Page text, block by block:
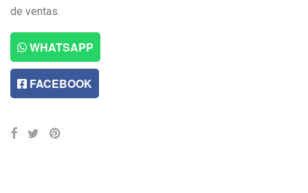
de ventas.
WHATSAPP
FACEBOOK